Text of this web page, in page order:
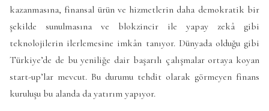
kazanmasına, finansal ürün ve hizmetlerin daha demokratik bir
şekilde sunulmasına ve blokzincir ile yapay zekâ gibi
teknolojilerin ilerlemesine imkân tanıyor. Dünyada olduğu gibi
Türkiye’de de bu yeniliğe dair başarılı çalışmalar ortaya koyan
start-up’lar mevcut. Bu durumu tehdit olarak görmeyen finans
kuruluşu bu alanda da yatırım yapıyor.